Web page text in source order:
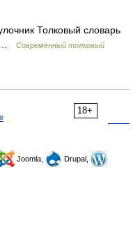
Толковый словарь
…
Современный толковый
18+
Joomla,
Drupal,